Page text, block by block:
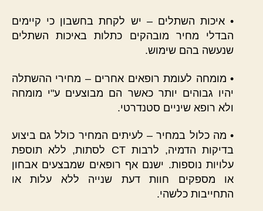
• איכות השתלים – יש לקחת בחשבון כי קיימים
הבדלי מחיר מובהקים כתלות באיכות השתלים
שנעשה בהם שימוש.
• מומחה לעומת רופאים אחרים – מחירי ההשתלה
יהיו גבוהים יותר כאשר הם מבוצעים ע"י מומחה
ולא רופא שיניים סטנדרטי.
• מה כלול במחיר – לעיתים המחיר כולל גם ביצוע
בדיקות הדמיה, לרבות CT לסתות, ללא תוספת
עלויות נוספות. ישנם אף רופאים שמבצעים אבחון
או מספקים חוות דעת שנייה ללא עלות או
התחייבות כלשהי.